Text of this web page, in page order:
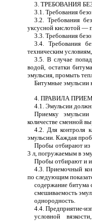
3. ТРЕБОВАНИЯ
3.1. Требования
3.2. Требования
уксусной кислотой
3.3. Требования
3.4. Требования
техническим
3.5. В случае
водой, остатки
эмульсия, промыть
Битумные эмульсии
4. ПРАВИЛА
4.1. Эмульсии
Приемку
количестве сменной
4.2. Для контроля
эмульсии. Каждая
Пробы отбирают из
3 л, погружаемым в
Пробы отбирают и
4.3. Приемочный
по следующим
содержание битума
смешиваемость
однородность.
4.4. Предприятие-
условной